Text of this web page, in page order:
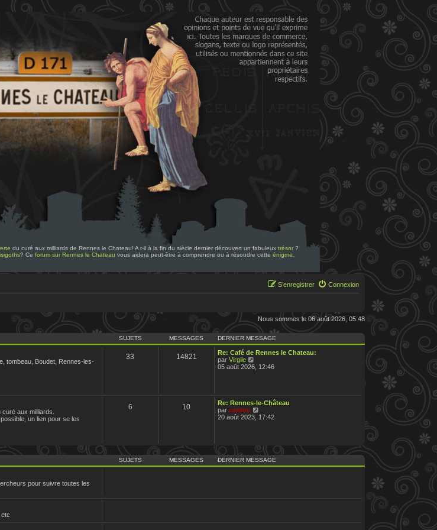
du curé aux milliards de Rennes le Chateau! A t-il à la fin du siècle dernier découvert un fabuleux trésor ?
? Ce forum sur Rennes le Chateau vous aidera peut-être à comprendre ou à résoudre cette énigme
Connexion
S’enregistrer
Nous sommes le 06 août 2026, 05:48
SUJETS MESSAGES DERNIER MESSAGE
tombeau, Boudet, Rennes-les-
33 14821
Re: Café de Rennes le Chateau:
par Virgile
o
d
e
r
n
m
e
s
05 août 2026, 12:46
aux milliards.
un lien pour se les
6 10
Re: Rennes-le-Château
par cardou
o
d
e
r
20 août 2023, 17:42
SUJETS MESSAGES DERNIER MESSAGE
pour suivre toutes les